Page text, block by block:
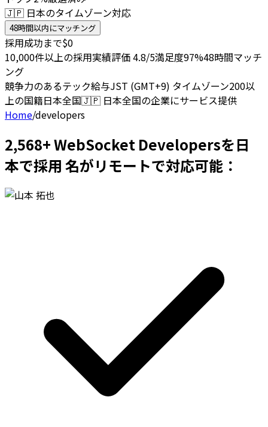
🇯🇵 日本のタイムゾーン対応
48時間以内にマッチング
採用成功まで$0
10,000件以上の採用実績評価 4.8/5満足度97%48時間マッチ
ング
競争力のあるテック給与JST (GMT+9) タイムゾーン200以
上の国籍日本全国🇯🇵 日本全国の企業にサービス提供
Home/developers
2,568+ WebSocket Developersを日
本で採用 名がリモートで対応可能：